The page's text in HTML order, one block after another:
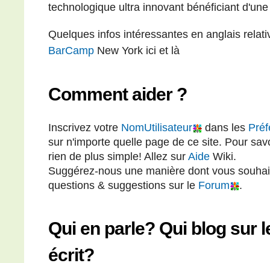
technologique ultra innovant bénéficiant
Quelques infos intéressantes en anglais
BarCamp New York ici et là
Comment aider ?
Inscrivez votre NomUtilisateur dans les
sur n'importe quelle page de ce site. Pour
rien de plus simple! Allez surAide Wiki.
Suggérez-nous une manière dont vous
questions & suggestions sur le Forum .
Qui en parle? Qui blog sur
écrit?